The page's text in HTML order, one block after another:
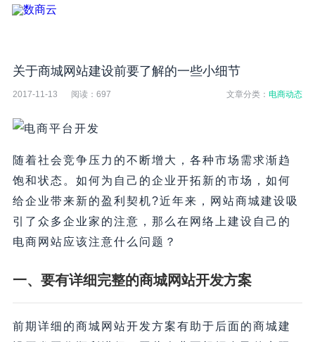
关于商城网站建设前要了解的一些小细节
2017-11-13 阅读： 697 文章分类：电商动态
随着社会竞争压力的不断增大，各种市场需求渐趋
饱和状态。如何为自己的企业开拓新的市场，如何
给企业带来新的盈利契机?近年来，网站商城建设吸
引了众多企业家的注意，那么在网络上建设自己的
电商网站应该注意什么问题？
一、要有详细完整的商城网站开发方案
前期详细的商城网站开发方案有助于后面的商城建